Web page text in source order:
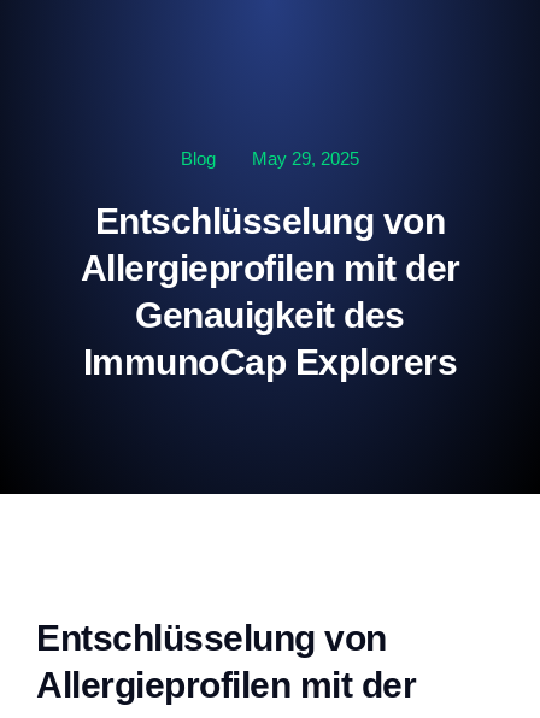
Blog May 29, 2025
Entschlüsselung von
Allergieprofilen mit der
Genauigkeit des
ImmunoCap Explorers
Entschlüsselung von
Allergieprofilen mit der